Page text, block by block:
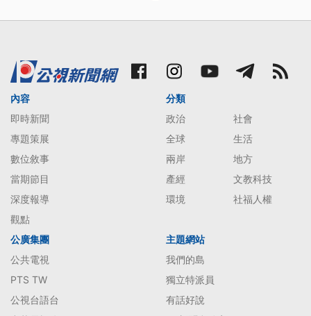
內容
即時新聞
專題策展
數位敘事
當期節目
深度報導
觀點
分類
政治
社會
全球
生活
兩岸
地方
產經
文教科技
環境
社福人權
公廣集團
公共電視
PTS TW
公視台語台
主題網站
我們的島
獨立特派員
有話好說